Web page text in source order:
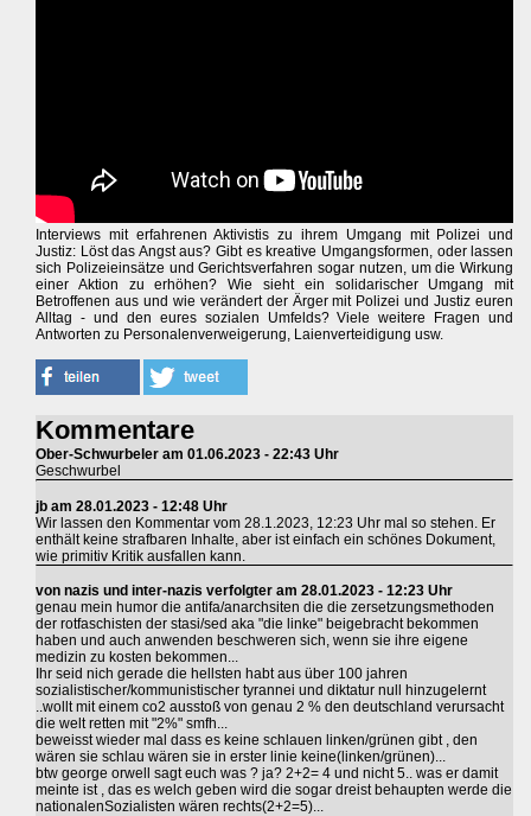
Interviews mit erfahrenen Aktivistis zu ihrem Umgang mit Polizei und
Justiz: Löst das Angst aus? Gibt es kreative Umgangsformen, oder lassen
sich Polizeieinsätze und Gerichtsverfahren sogar nutzen, um die Wirkung
einer Aktion zu erhöhen? Wie sieht ein solidarischer Umgang mit
Betroffenen aus und wie verändert der Ärger mit Polizei und Justiz euren
Alltag - und den eures sozialen Umfelds? Viele weitere Fragen und
Antworten zu Personalenverweigerung, Laienverteidigung usw.
Kommentare
Ober-Schwurbeler am 01.06.2023 - 22:43 Uhr
Geschwurbel
jb am 28.01.2023 - 12:48 Uhr
Wir lassen den Kommentar vom 28.1.2023, 12:23 Uhr mal so stehen. Er
enthält keine strafbaren Inhalte, aber ist einfach ein schönes Dokument,
wie primitiv Kritik ausfallen kann.
von nazis und inter-nazis verfolgter am 28.01.2023 - 12:23 Uhr
genau mein humor die antifa/anarchsiten die die zersetzungsmethoden
der rotfaschisten der stasi/sed aka "die linke" beigebracht bekommen
haben und auch anwenden beschweren sich, wenn sie ihre eigene
medizin zu kosten bekommen...
Ihr seid nich gerade die hellsten habt aus über 100 jahren
sozialistischer/kommunistischer tyrannei und diktatur null hinzugelernt
..wollt mit einem co2 ausstoß von genau 2 % den deutschland verursacht
die welt retten mit "2%" smfh...
beweisst wieder mal dass es keine schlauen linken/grünen gibt , den
wären sie schlau wären sie in erster linie keine(linken/grünen)...
btw george orwell sagt euch was ? ja? 2+2= 4 und nicht 5.. was er damit
meinte ist , das es welch geben wird die sogar dreist behaupten werde die
nationalenSozialisten wären rechts(2+2=5)...